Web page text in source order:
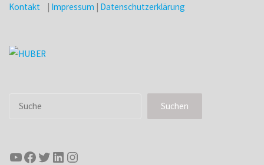
Kontakt | Impressum | Datenschutzerklärung
Suchen Suchen
YouTube
Facebook
Twitter
LinkedIn
Instagram